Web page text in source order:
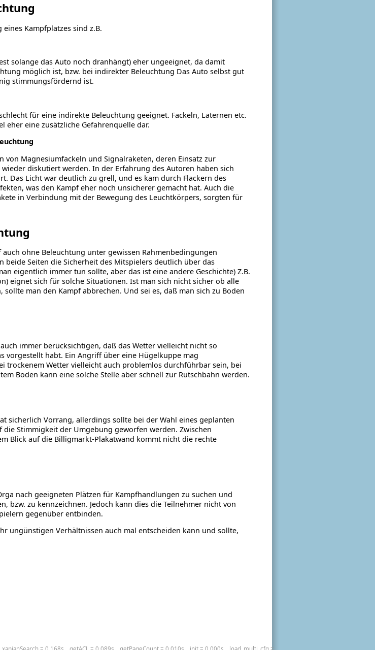
Kampfplatzes sind z.B.
solange das Auto noch dranhängt) eher ungeeignet, da damit
möglich ist, bzw. bei indirekter Beleuchtung Das Auto selbst gut
stimmungsfördernd ist.
für eine indirekte Beleuchtung geeignet. Fackeln, Laternen etc.
eher eine zusätzliche Gefahrenquelle dar.
von Magnesiumfackeln und Signalraketen, deren Einsatz zur
diskutiert werden. In der Erfahrung des Autoren haben sich
Das Licht war deutlich zu grell, und es kam durch Flackern des
was den Kampf eher noch unsicherer gemacht hat. Auch die
in Verbindung mit der Bewegung des Leuchtkörpers, sorgten für
ohne Beleuchtung unter gewissen Rahmenbedingungen
beide Seiten die Sicherheit des Mitspielers deutlich über das
eigentlich immer tun sollte, aber das ist eine andere Geschichte) Z.B.
eignet sich für solche Situationen. Ist man sich nicht sicher ob alle
sollte man den Kampf abbrechen. Und sei es, daß man sich zu Boden
immer berücksichtigen, daß das Wetter vielleicht nicht so
vorgestellt habt. Ein Angriff über eine Hügelkuppe mag
trockenem Wetter vielleicht auch problemlos durchführbar sein, bei
Boden kann eine solche Stelle aber schnell zur Rutschbahn werden.
sicherlich Vorrang, allerdings sollte bei der Wahl eines geplanten
die Stimmigkeit der Umgebung geworfen werden. Zwischen
Blick auf die Billigmarkt-Plakatwand kommt nicht die rechte
nach geeigneten Plätzen für Kampfhandlungen zu suchen und
bzw. zu kennzeichnen. Jedoch kann dies die Teilnehmer nicht von
gegenüber entbinden.
ungünstigen Verhältnissen auch mal entscheiden kann und sollte,